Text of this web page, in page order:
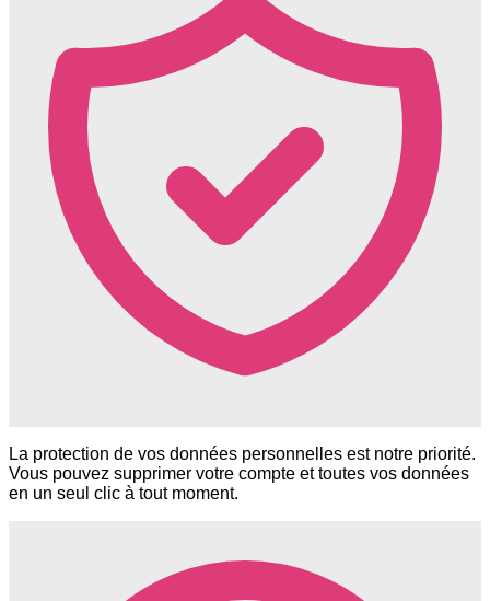
La protection de vos données personnelles est notre priorité.
Vous pouvez supprimer votre compte et toutes vos données
en un seul clic à tout moment.